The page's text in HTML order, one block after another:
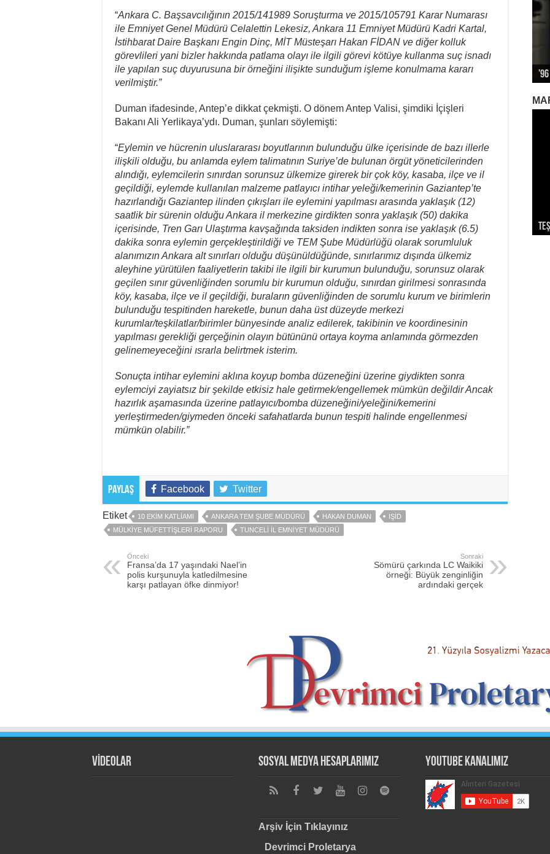
“Ankara C. Başsavcılığının 2015/141989 Soruşturma ve 2015/105791 Karar Numarası
ile Emniyet Genel Müdürü Celalettin Lekesiz, Ankara 11 Emniyet Müdürü Kadri Kartal,
İstihbarat Daire Başkanı Engin Dinç, MİT Müsteşarı Hakan FİDAN ve diğer kolluk
görevlileri yani bizler hakkında patlama olayı ile ilgili görevi kötüye kullanma suç isnadı
ile yapılan suç duyurusuna bir örneğini ilişikte sunduğum işleme konulmama kararı
verilmiştir.”
Duman ifadesinde, Antep’e dikkat çekmişti. O dönem Antep Valisi, şimdiki İçişleri
Bakanı Ali Yerlikaya’ydı. Duman, şunları söylemişti:
“Eylemin ve hücrenin uluslararası boyutlarının bulunduğu ülke içerisinde de bazı illerle
ilişkili olduğu, bu anlamda eylem talimatının Suriye’de bulunan örgüt yöneticilerinden
alındığı, eylemcilerin sınırdan sorunsuz ülkemize girerek bir çok köy, kasaba, ilçe ve il
geçildiği, eylemde kullanılan malzeme patlayıcı intihar yeleği/kemerinin Gaziantep’te
hazırlandığı Gaziantep ilinden çıkışları ile eylemini yapılması arasında yaklaşık (12)
saatlik bir sürenin olduğu Ankara il merkezine girdikten sonra yaklaşık (50) dakika
içerisinde, Tren Garı Ulaştırma kavşağında taksiden indikten sonra ise yaklaşık (6.5)
dakika sonra eylemin gerçekleştirildiği ve TEM Şube Müdürlüğü olarak sorumluluk
alanımızın Ankara alt sınırları olduğu düşünüldüğünde, sınırlarımız dışında ülkemiz
aleyhine yürütülen faaliyetlerin takibi ile ilgili bir kurumun bulunduğu, sorunsuz olarak
geçilen sınır güvenliğinden sorumlu bir kurumun olduğu, sınırdan girilmesi sonrasında
köy, kasaba, ilçe ve il geçildiği, buraların güvenliğinden de sorumlu kurum ve birimlerin
bulunduğu tespitinden hareketle, bunun daha üst düzeyde merkezi
kurumlar/teşkilatlar/birimler bünyesinde analiz edilerek, takibinin ve koordinesinin
yapılması gerekliği gerçeğinin olayın bütününü ortaya koyma anlamında görmezden
gelinemeyeceğini ısrarla belirtmek isterim.
Sonuçta intihar eylemini aklına koyup bomba düzeneğini üzerine giydikten sonra
eylemciyi zayiatsız bir şekilde etkisiz hale getirmek/engellemek mümkün değildir Ancak
hazırlık aşamasında üzerine patlayıcı/bomba düzeneğini/yeleğini/kemerini
yerleştirmeden/giymeden önceki safahatlarda bunun tespiti halinde engellenmesi
mümkün olabilir.”
Paylaş Facebook Twitter
Etiket 10 EKIM KATLIAMI ANKARA TEM ŞUBE MÜDÜRÜ HAKAN DUMAN
IŞID
MÜLKIYE MÜFETTIŞLERI RAPORU
TUNCELI İL EMNIYET MÜDÜRÜ
Önceki
Fransa’da 17 yaşındaki Nael’in
polis kurşunuyla katledilmesine
karşı patlayan öfke dinmiyor!
Sonraki
Sömürü çarkında LC Waikiki
örneği: Büyük zenginliğin
ardındaki gerçek
12
VİDEOLAR Sosyal Medya Hesaplarımız
Arşiv İçin Tıklayınız
Devrimci Proletarya
Youtube Kanalımız